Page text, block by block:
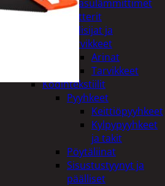
Kaasulämmittimet
Patterit
Tulisijat ja
tarvikkeet
Arinat
Tarvikkeet
Kodintekstiilit
Pyyhkeet
Keittiöpyyhkeet
Kylpypyyhkeet
ja takit
Pöytäliinat
Sisustustyynyt ja
päälliset